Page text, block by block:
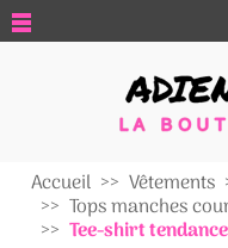
Accueil Vêtements
Tops manches
Tee-shirt